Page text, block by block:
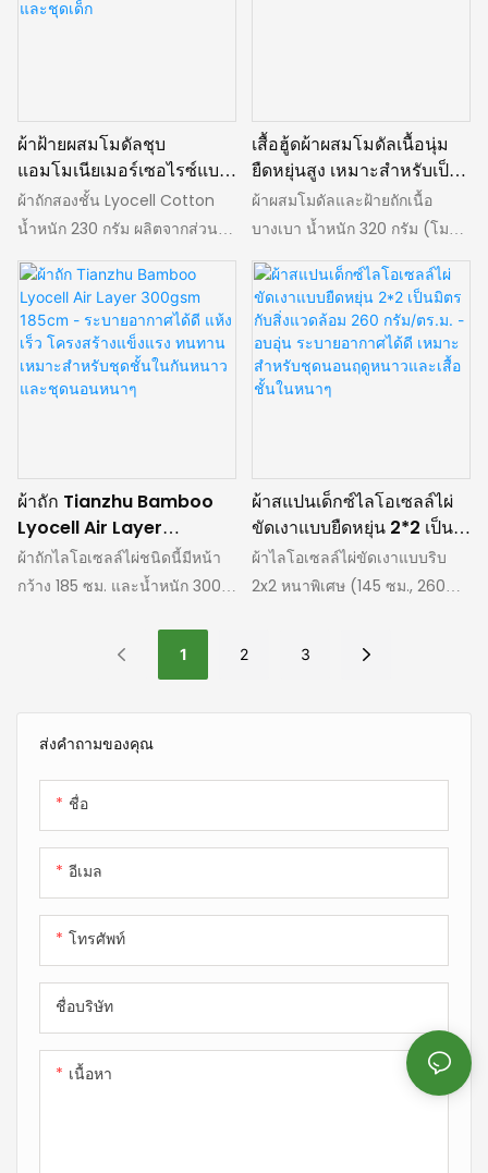
ส่งคำถามของคุณ
ชื่อ
อีเมล
โทรศัพท์
ชื่อบริษัท
เนื้อหา
พิเศษ ด้วยการผสมผสานเส้นใย
ช่วยรักษารูปทรงได้อย่างสมบูรณ์
แบบโดยไม่เสียทรง โครงสร้าง
แบบริบและน้ำหนัก 220 กรัม
ช่วยให้ระบายอากาศและกักเก็บ
ความอบอุ่นได้อย่างสมดุล ทำให้
ใช้งานได้หลากหลาย ไม่ว่าจะ
เป็นเสื้อชั้นใน ชุดกันหนาว ชุด
ลำลอง ชุดนอน เสื้อผ้าคุณแม่และ
เด็ก รวมถึงเครื่องประดับชิ้นพิเศษ
ด้วยฝีมือการทอที่คงตัวและความ
และเครื่องประดับต่างๆ ได้เช่นกัน
อากาศได้ดีเยี่ยม ทำให้เป็นผ้า
อเนกประสงค์สำหรับทุกฤดูกาล มี
เนื้อสัมผัสและความทนทานที่
คงทน เหมาะสำหรับทำเสื้อชั้นใน
ชุดลำลอง ชุดคุณแม่และเด็ก เสื้อ
ยืดถัก เสื้อฮู้ดแบบถักลายขวางน้ำ
หนักเบา และกระโปรงยาวปาน
กลางแบบยืดหยุ่น ตอบโจทย์ความ
ต้องการที่หลากหลายในการผลิต
ชุดชั้นในและชุดลำลอง
ผ้าฝ้ายผสมโมดัลชุบ
แอมโมเนียเมอร์เซอไรซ์แบบ
ถักสองชั้น 230 กรัม -
ยืดหยุ่นนุ่มพิเศษ เหมาะ
ผ้าถักสองชั้น Lyocell Cotton
น้ำหนัก 230 กรัม ผลิตจากส่วน
ผสมของโมดัล 47% ฝ้าย 48.5%
และสแปนเด็กซ์ 4.5% มีหน้า
กว้างใช้งานได้ 185 ซม. ด้วย
กรรมวิธีตกแต่งผิวด้วยแอมโมเนีย
เหลว ทำให้ผ้ามีความเรียบลื่นเป็น
พิเศษ ยืดหยุ่นสูง คงรูปทรงได้ดี
ทำเสื้อชั้นในกันหนาว ชุดนอน
และชุดลำลอง เสื้อถักสำหรับคุณ
แม่และเด็ก ผ้าห่อตัวเด็ก
ปลอกหมอนผ้าฝ้ายโมดัล และ
เข็มขัดพยุงเอว ผ้าถักสองชั้น
คุณภาพสูงนี้ตอบโจทย์ความ
ต้องการในการผลิตชุดชั้นในและ
ชุดลำลองที่หลากหลายด้วย
คุณสมบัติที่อเนกประสงค์
เสื้อฮู้ดผ้าผสมโมดัลเนื้อนุ่ม
ยืดหยุ่นสูง เหมาะสำหรับเป็น
เสื้อซับในกันหนาวและเสื้อฮู้
ดลำลอง
ผ้าผสมโมดัลและฝ้ายถักเนื้อ
บางเบา น้ำหนัก 320 กรัม (โมดัล
40.5% + ฝ้าย 40% +
โพลีเอสเตอร์ 15% + สแปนเด็กซ์
4.5%) หน้ากว้าง 178 ซม. ระบาย
อากาศได้ดี ยืดหยุ่นสูง คงรูปทรง
และเนื้อสัมผัสนุ่ม เหมาะสำหรับ
ชุดลำลอง เสื้อชั้นในกันหนาว
ผสานความสบายจากธรรมชาติ
ของโมดัลและฝ้ายเข้ากับความ
ยืดหยุ่นที่ทนทาน เหมาะอย่างยิ่ง
สำหรับการผลิตชุดชั้นในและ
เสื้อผ้าเด็ก
ผ้าถัก Tianzhu Bamboo
Lyocell Air Layer
300gsm 185cm - ระบาย
อากาศได้ดี แห้งเร็ว
เหมาะสำหรับชุดชั้นในกัน
หนาวและชุดนอนหนาๆ
ผ้าถักไลโอเซลล์ไผ่ชนิดนี้มีหน้า
กว้าง 185 ซม. และน้ำหนัก 300
ไผ่เทียนจู 54%, ไลโอเซลล์ 23%,
ระบายอากาศได้ดีเยี่ยม ช่วยให้
แห้งสบายไม่อับชื้น อีกทั้งยังมี
โครงสร้างที่แข็งแรงทนทาน
และชุดนอนกันหนาวแบบหนา
ผ้าสแปนเด็กซ์ไลโอเซลล์ไผ่
ขัดเงาแบบยืดหยุ่น 2*2 เป็น
มิตรกับสิ่งแวดล้อม 260
กรัม/ตร.ม. - อบอุ่น ระบาย
ผ้าไลโอเซลล์ไผ่ขัดเงาแบบริบ
2x2 หนาพิเศษ (145 ซม., 260
63%, ไลโอเซลล์ 27% และสแปน
ชั้นในกันหนาว ชุดนอนฤดูหนาว
1 2 3